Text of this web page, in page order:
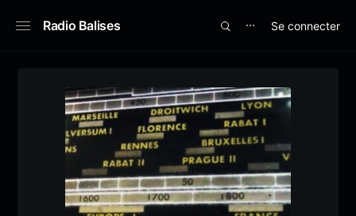
Radio Balises ⋯ Se connecter